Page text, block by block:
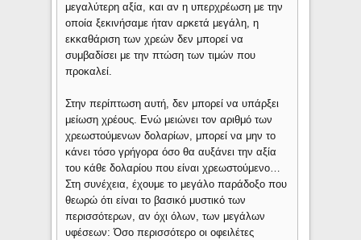
μεγαλύτερη αξία, και αν η υπερχρέωση με την
οποία ξεκινήσαμε ήταν αρκετά μεγάλη, η
εκκαθάριση των χρεών δεν μπορεί να
συμβαδίσει με την πτώση των τιμών που
προκαλεί.
Στην περίπτωση αυτή, δεν μπορεί να υπάρξει
μείωση χρέους. Ενώ μειώνει τον αριθμό των
χρεωστούμενων δολαρίων, μπορεί να μην το
κάνει τόσο γρήγορα όσο θα αυξάνει την αξία
του κάθε δολαρίου που είναι χρεωστούμενο…
Στη συνέχεια, έχουμε το μεγάλο παράδοξο που
θεωρώ ότι είναι το βασικό μυστικό των
περισσότερων, αν όχι όλων, των μεγάλων
υφέσεων: Όσο περισσότερο οι οφειλέτες